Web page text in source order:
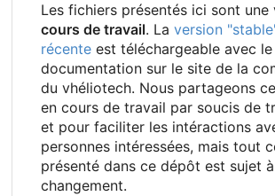
Les fichiers présentés ici sont une
cours de travail. La version
récente est téléchargeable avec
documentation sur le site de la
du vhéliotech. Nous partageons
en cours de travail par soucis de
et pour faciliter les intéractions
personnes intéressées, mais tout
présenté dans ce dépôt est sujet à
changement.